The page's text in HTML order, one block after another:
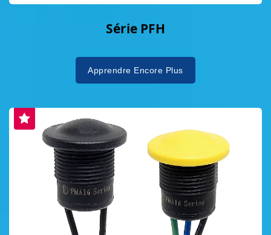
Série PFH
Apprendre Encore Plus